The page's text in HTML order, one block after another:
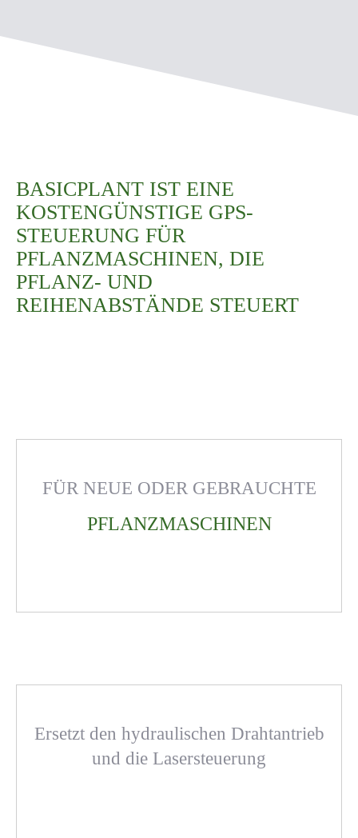
BASICPLANT IST EINE
KOSTENGÜNSTIGE GPS-
STEUERUNG FÜR
PFLANZMASCHINEN, DIE
PFLANZ- UND
REIHENABSTÄNDE STEUERT
FÜR NEUE ODER GEBRAUCHTE
PFLANZMASCHINEN
Ersetzt den hydraulischen Drahtantrieb
und die Lasersteuerung